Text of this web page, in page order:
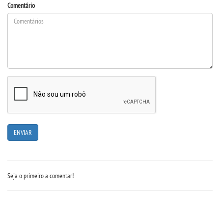
REPOSITÓRIO
EGRESSOS
PPC
Comentário
Seja o primeiro a comentar!